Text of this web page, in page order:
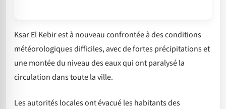
Ksar El Kebir est à nouveau confrontée à des conditions
météorologiques difficiles, avec de fortes précipitations et
une montée du niveau des eaux qui ont paralysé la
circulation dans toute la ville.
Les autorités locales ont évacué les habitants des